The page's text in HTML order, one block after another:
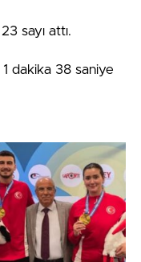
sayı attı.
dakika 38 saniye